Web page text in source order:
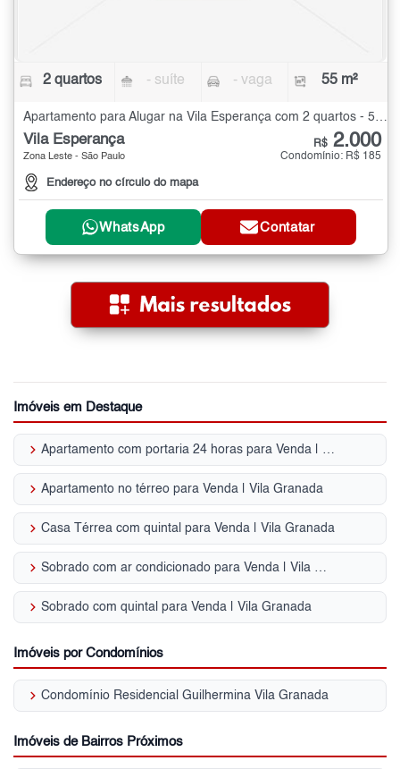
2 quartos - suíte - vaga 55 m²
Apartamento para Alugar na Vila Esperança com 2 quartos - 55 m²
Vila Esperança
Zona Leste - São Paulo
Endereço no círculo do mapa
R$ 2.000
Condomínio: R$ 185
WhatsApp Contatar
Imóveis em Destaque
keyboard_arrow_right Apartamento com portaria 24 horas para Venda | Vila Granada
keyboard_arrow_right Apartamento no térreo para Venda | Vila Granada
keyboard_arrow_right Casa Térrea com quintal para Venda | Vila Granada
keyboard_arrow_right Sobrado com ar condicionado para Venda | Vila Granada
keyboard_arrow_right Sobrado com quintal para Venda | Vila Granada
Imóveis por Condomínios
keyboard_arrow_right Condomínio Residencial Guilhermina Vila Granada
Imóveis de Bairros Próximos